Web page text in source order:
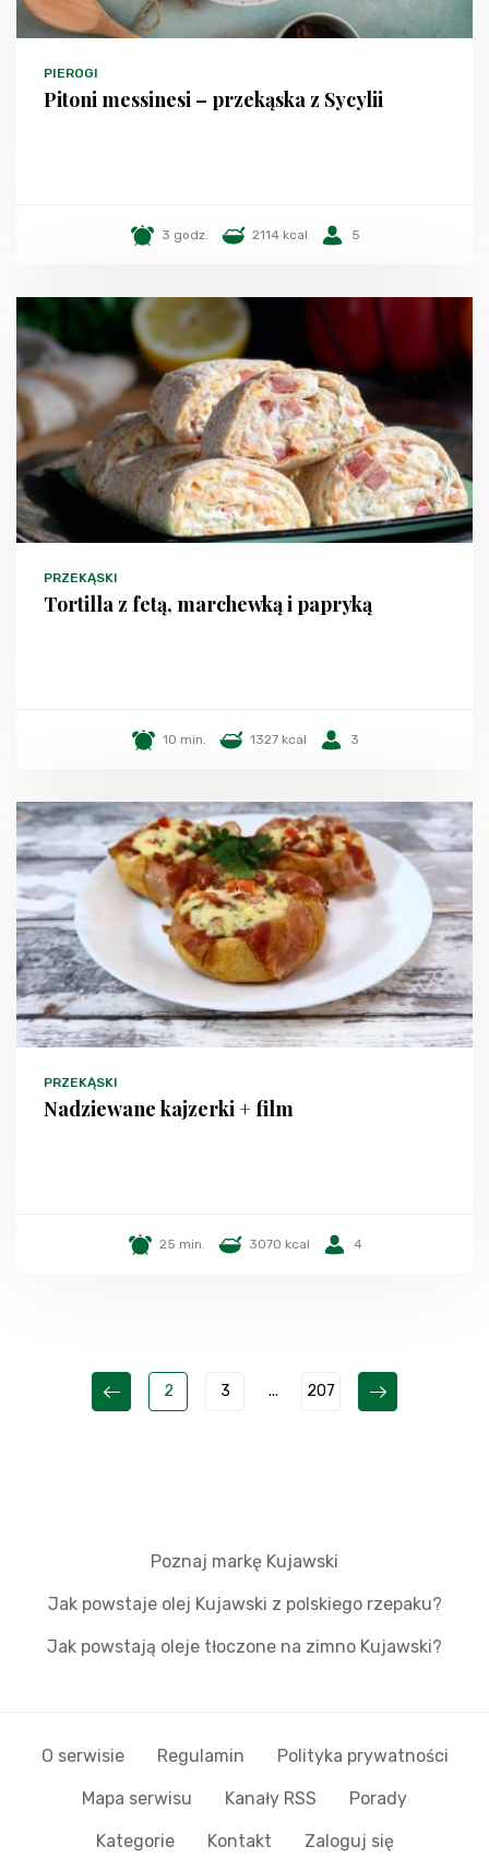
PIEROGI
Pitoni messinesi – przekąska z Sycylii
3 godz. 2114 kcal 5
PRZEKĄSKI
Tortilla z fetą, marchewką i papryką
10 min. 1327 kcal 3
PRZEKĄSKI
Nadziewane kajzerki + film
25 min. 3070 kcal 4
2 3 ... 207
Poznaj markę Kujawski
Jak powstaje olej Kujawski z polskiego rzepaku?
Jak powstają oleje tłoczone na zimno Kujawski?
O serwisie Regulamin Polityka prywatności
Mapa serwisu Kanały RSS Porady
Kategorie Kontakt Zaloguj się